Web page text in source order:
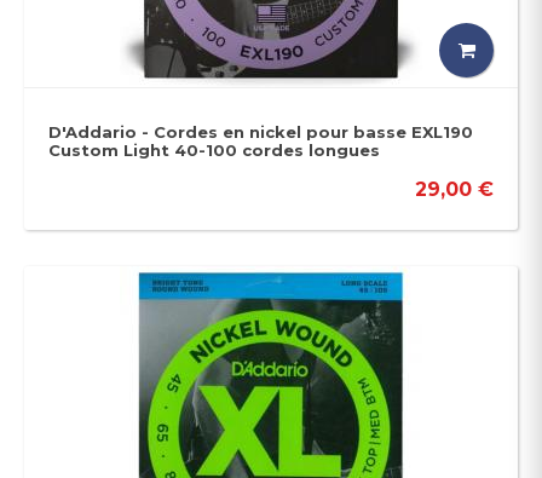
D'Addario - Cordes en nickel pour basse EXL190
Custom Light 40-100 cordes longues
29,00 €